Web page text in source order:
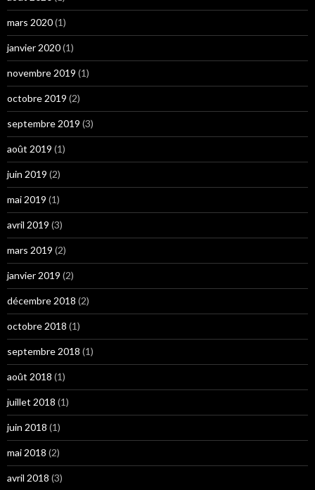
mars 2020(1)
janvier 2020(1)
novembre 2019 (1)
octobre 2019 (2)
septembre 2019 (3)
août 2019 (1)
juin 2019 (2)
mai 2019 (1)
avril 2019 (3)
mars 2019 (2)
janvier 2019 (2)
décembre 2018 (2)
octobre 2018 (1)
septembre 2018 (1)
août 2018 (1)
juillet 2018 (1)
juin 2018 (1)
mai 2018 (2)
avril 2018 (3)